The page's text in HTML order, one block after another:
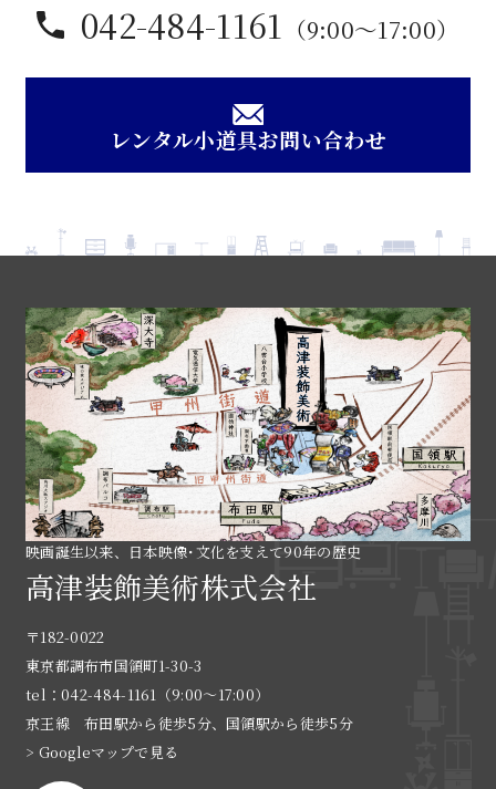
042-484-1161 （9:00〜17:00）
レンタル小道具お問い合わせ
映画誕生以来、日本映像･文化を支えて90年の歴史
高津装飾美術株式会社
〒182-0022
東京都調布市国領町1-30-3
tel：042-484-1161（9:00〜17:00）
京王線 布田駅から徒歩5分、国領駅から徒歩5分
> Googleマップで見る